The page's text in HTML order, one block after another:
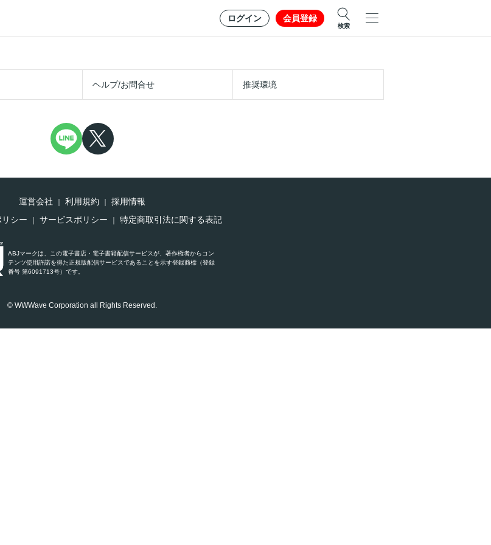
ログイン 会員登録
検索
ヘルプ/お問合せ 推奨環境
運営会社 利用規約
採用情報
シー
サービスポリシー 特定商取引法に関する表記
ABJマークは、この電子書店・電子書籍配信サービスが、著作権者からコン
テンツ使用許諾を得た正規版配信サービスであることを示す登録商標（登録
番号 第6091713号）です。
© WWWave Corporation all Rights Reserved.